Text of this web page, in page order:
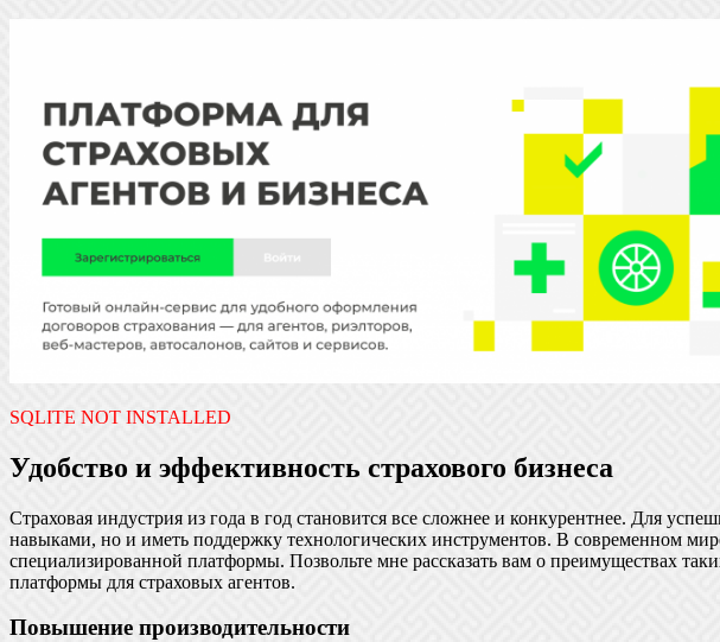
SQLITE NOT INSTALLED
Удобство и эффективность страхового бизнеса
Страховая индустрия из года в год становится все сложнее и конкурентнее. Для
навыками, но и иметь поддержку технологических инструментов. В современном
специализированной платформы. Позвольте мне рассказать вам о преимуществах
платформы для страховых агентов.
Повышение производительности